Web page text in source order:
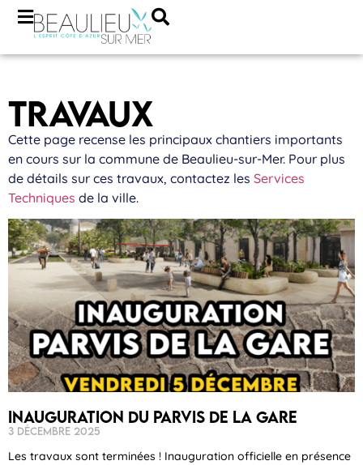
TRAVAUX
Cette page recense les principaux chantiers importants
en cours sur la commune de Beaulieu-sur-Mer. Pour plus
de détails sur ces travaux, contactez les Services
Techniques de la ville.
Inauguration du parvis de la gare
3 décembre 2025
Les travaux sont terminées ! Inauguration officielle en présence